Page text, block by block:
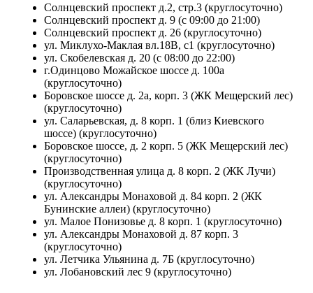
Солнцевский проспект д.2, стр.3 (круглосуточно)
Солнцевский проспект д. 9 (с 09:00 до 21:00)
Солнцевский проспект д. 26 (круглосуточно)
ул. Миклухо-Маклая вл.18В, с1 (круглосуточно)
ул. Скобелевская д. 20 (с 08:00 до 22:00)
г.Одинцово Можайское шоссе д. 100а
(круглосуточно)
Боровское шоссе д. 2а, корп. 3 (ЖК Мещерский лес)
(круглосуточно)
ул. Саларьевская, д. 8 корп. 1 (близ Киевского
шоссе) (круглосуточно)
Боровское шоссе, д. 2 корп. 5 (ЖК Мещерский лес)
(круглосуточно)
Производственная улица д. 8 корп. 2 (ЖК Лучи)
(круглосуточно)
ул. Александры Монаховой д. 84 корп. 2 (ЖК
Бунинские аллеи) (круглосуточно)
ул. Малое Понизовье д. 8 корп. 1 (круглосуточно)
ул. Александры Монаховой д. 87 корп. 3
(круглосуточно)
ул. Летчика Ульянина д. 7Б (круглосуточно)
ул. Лобановский лес 9 (круглосуточно)